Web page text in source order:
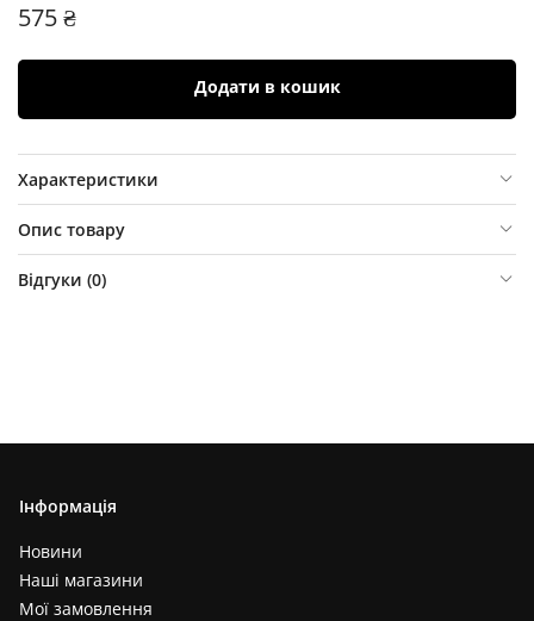
575 ₴
Додати в кошик
Характеристики
Опис товару
Відгуки (0)
Інформація
Новини
Наші магазини
Мої замовлення